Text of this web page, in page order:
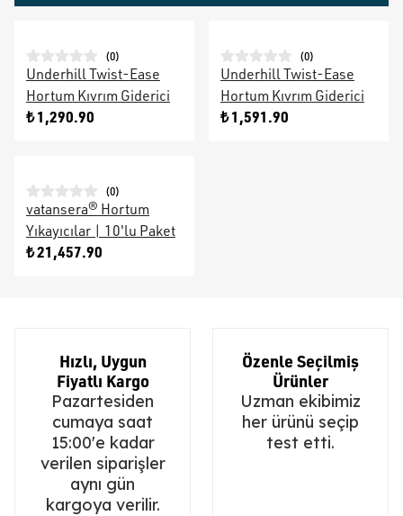
(0)
Underhill Twist-Ease
Hortum Kıvrım Giderici
₺ 1,290.90
(0)
Underhill Twist-Ease
Hortum Kıvrım Giderici
₺ 1,591.90
(0)
vatansera® Hortum
Yıkayıcılar | 10'lu Paket
₺ 21,457.90
Hızlı, Uygun
Fiyatlı Kargo
Pazartesiden
cumaya saat
15:00'e kadar
verilen siparişler
aynı gün
kargoya verilir.
Özenle Seçilmiş
Ürünler
Uzman ekibimiz
her ürünü seçip
test etti.